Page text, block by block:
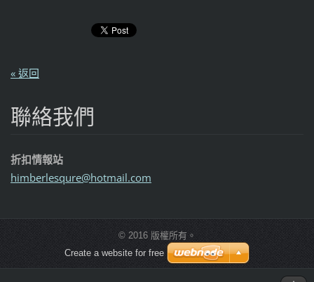
« 返回
聯絡我們
折扣情報站
himberlesqure@hotmail.com
© 2016 版權所有。
Create a website for free